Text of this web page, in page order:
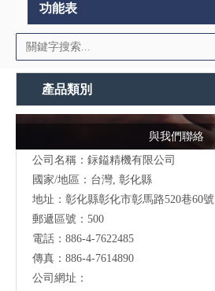
功能表
產品類別
與我們聯絡
公司名稱：銢鎰精機有限公司
國家/地區：台灣, 彰化縣
地址：彰化縣彰化市彰馬路520巷60號
郵遞區號：500
電話：886-4-7622485
傳真：886-4-7614890
公司網址：